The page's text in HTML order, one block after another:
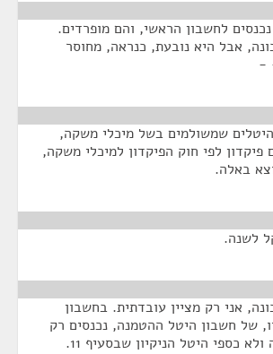
נכנסים לחשבון הראשי, והם מופרדים.
אבל היא נובעת, כנראה, מחוסר
-
שמשולמים בשל מיכלי משקה,
לפי חוק הפיקדון למיכלי משקה,
באלה.
לשנה.
אני רק מציין עובדתית. בחשבון
של חשבון היטל ההטמנה, נכנסים רק
כספי היטל הניקיון שבסעיף 11.